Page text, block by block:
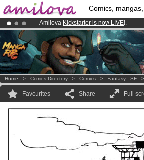
Comics,
Amilova Kickstarter is now LIVE!.
Premium membership from3.95 euros
Already 100000membersand 1000
Home > Comics Directory > Comics > Fantasy - SF
Favourites Share Full